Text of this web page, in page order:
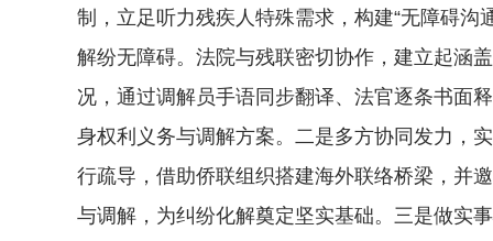
制，立足听力残疾人特殊需求，构建“无障碍
解纷无障碍。法院与残联密切协作，建立起涵
况，通过调解员手语同步翻译、法官逐条书面
身权利义务与调解方案。二是多方协同发力，
行疏导，借助侨联组织搭建海外联络桥梁，并
与调解，为纠纷化解奠定坚实基础。三是做实